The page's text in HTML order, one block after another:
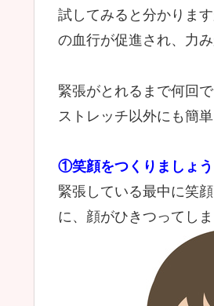
試してみると分かりま
の血行が促進され、力み
緊張がとれるまで何回
ストレッチ以外にも簡
①笑顔をつくりましょう
緊張している最中に笑
に、顔がひきつってし